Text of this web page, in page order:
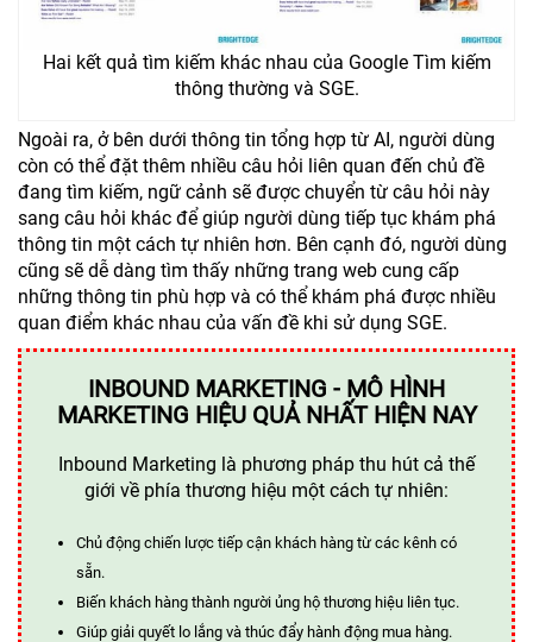
Hai kết quả tìm kiếm khác nhau của Google Tìm kiếm
thông thường và SGE.
Ngoài ra, ở bên dưới thông tin tổng hợp từ AI, người dùng
còn có thể đặt thêm nhiều câu hỏi liên quan đến chủ đề
đang tìm kiếm, ngữ cảnh sẽ được chuyển từ câu hỏi này
sang câu hỏi khác để giúp người dùng tiếp tục khám phá
thông tin một cách tự nhiên hơn. Bên cạnh đó, người dùng
cũng sẽ dễ dàng tìm thấy những trang web cung cấp
những thông tin phù hợp và có thể khám phá được nhiều
quan điểm khác nhau của vấn đề khi sử dụng SGE.
INBOUND MARKETING - MÔ HÌNH
MARKETING HIỆU QUẢ NHẤT HIỆN NAY
Inbound Marketing là phương pháp thu hút cả thế
giới về phía thương hiệu một cách tự nhiên:
Chủ động chiến lược tiếp cận khách hàng từ các kênh có
sẵn.
Biến khách hàng thành người ủng hộ thương hiệu liên tục.
Giúp giải quyết lo lắng và thúc đẩy hành động mua hàng.